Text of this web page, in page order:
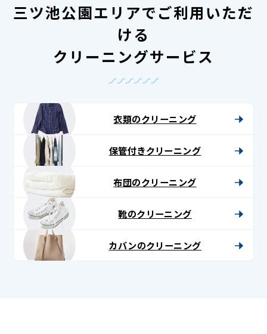
三ツ池公園エリアでご利用いただ
ける
クリーニングサービス
衣類のクリーニング
保管付きクリーニング
布団のクリーニング
靴のクリーニング
カバンのクリーニング